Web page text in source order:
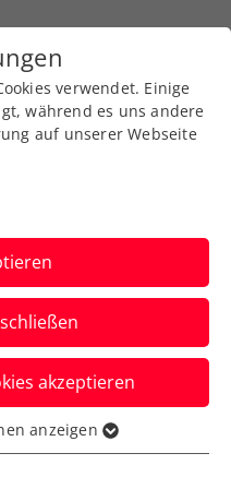
1
Sonntag auf
WTA-Ranking
verwendet. Einige
während es uns andere
auf unserer Webseite
akzeptieren
grundlegende
anzeigen